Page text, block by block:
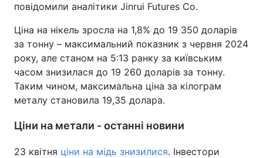
повідомили аналітики Jinrui Futures Co.
Ціна на нікель зросла на 1,8% до 19 350 доларів
за тонну – максимальний показник з червня 2024
року, але станом на 5:13 ранку за київським
часом знизилася до 19 260 доларів за тонну.
Таким чином, максимальна ціна за кілограм
металу становила 19,35 долара.
Ціни на метали - останні новини
23 квітня ціни на мідь знизилися. Інвестори